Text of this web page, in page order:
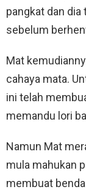
pangkat dan dia
sebelum
Mat
cahaya mata.
ini telah
memandu lori
Namun Mat
mula mahukan
membuat